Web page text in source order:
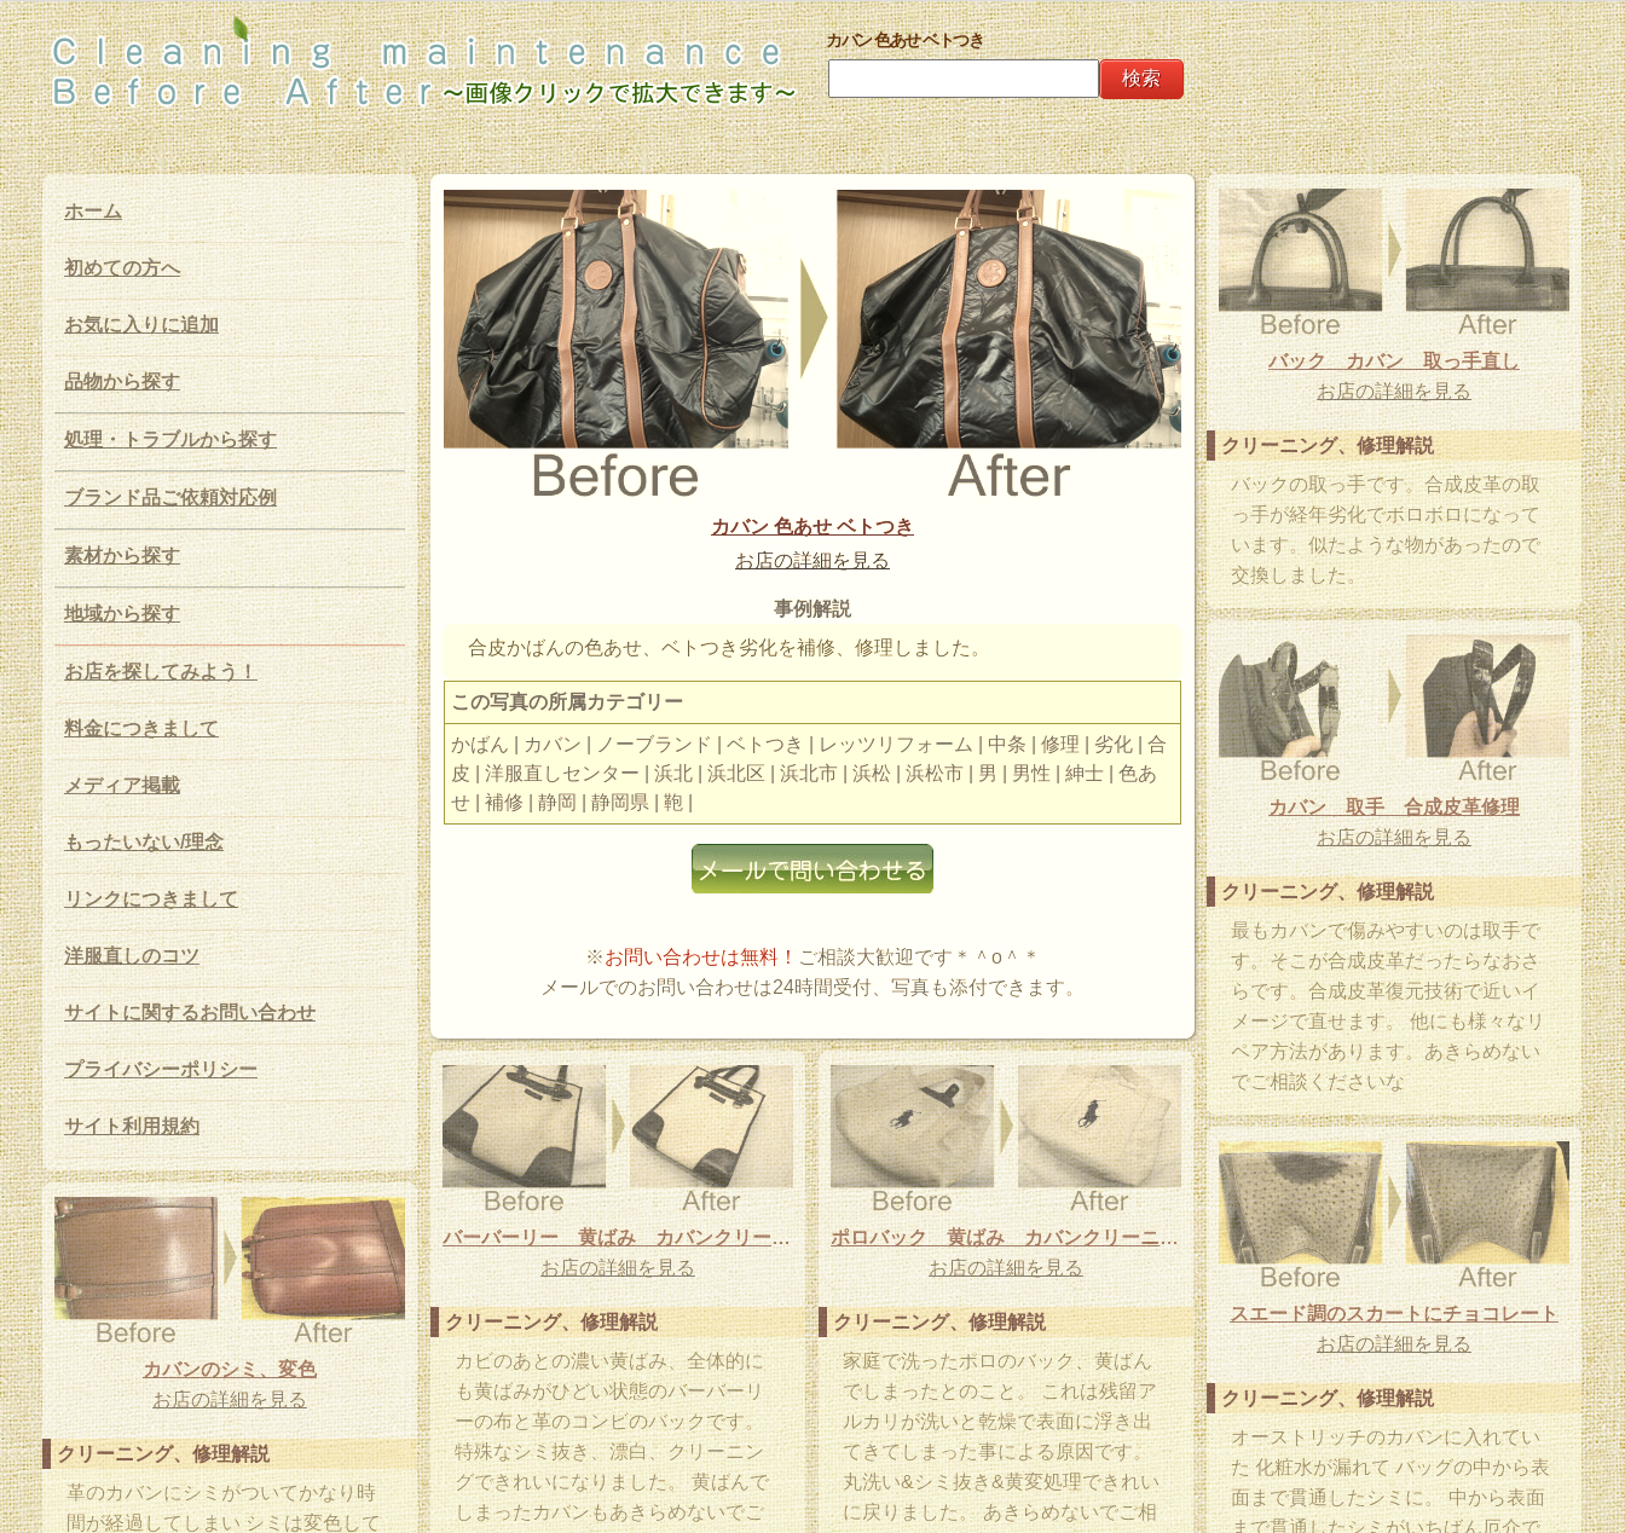
カバン 色あせ ベトつき
ホーム
初めての方へ
お気に入りに追加
品物から探す
処理・トラブルから探す
ブランド品ご依頼対応例
素材から探す
地域から探す
お店を探してみよう！
料金につきまして
メディア掲載
もったいない/理念
リンクにつきまして
洋服直しのコツ
サイトに関するお問い合わせ
プライバシーポリシー
サイト利用規約
カバン 色あせ ベトつき
お店の詳細を見る
事例解説
合皮かばんの色あせ、ベトつき劣化を補修、修理しました。
この写真の所属カテゴリー
かばん | カバン | ノーブランド | ベトつき | レッツリフォーム | 中条 | 修理 | 劣化 | 合
皮 | 洋服直しセンター | 浜北 | 浜北区 | 浜北市 | 浜松 | 浜松市 | 男 | 男性 | 紳士 | 色あ
せ | 補修 | 静岡 | 静岡県 | 鞄 |
※お問い合わせは無料！ ご相談大歓迎です＊＾o＾＊
メールでのお問い合わせは24時間受付、写真も添付できます。
バック カバン 取っ手直し
お店の詳細を見る
クリーニング、修理解説
バックの取っ手です。合成皮革の取
っ手が経年劣化でボロボロになって
います。似たような物があったので
交換しました。
カバン 取手 合成皮革修理
お店の詳細を見る
クリーニング、修理解説
最もカバンで傷みやすいのは取手で
す。そこが合成皮革だったらなおさ
らです。合成皮革復元技術で近いイ
メージで直せます。 他にも様々なリ
ペア方法があります。あきらめない
でご相談くださいな
バーバーリー 黄ばみ カバンクリーニング
お店の詳細を見る
クリーニング、修理解説
カビのあとの濃い黄ばみ、全体的に
も黄ばみがひどい状態のバーバーリ
ーの布と革のコンビのバックです。
特殊なシミ抜き、漂白、クリーニン
グできれいになりました。 黄ばんで
しまったカバンもあきらめないでご
ポロバック 黄ばみ カバンクリーニング
お店の詳細を見る
クリーニング、修理解説
家庭で洗ったポロのバック、黄ばん
でしまったとのこと。 これは残留ア
ルカリが洗いと乾燥で表面に浮き出
てきてしまった事による原因です。
丸洗い&シミ抜き&黄変処理できれい
に戻りました。 あきらめないでご相
スエード調のスカートにチョコレート
お店の詳細を見る
クリーニング、修理解説
オーストリッチのカバンに入れてい
た 化粧水が漏れて バッグの中から表
面まで貫通したシミに。 中から表面
まで貫通したシミがいちばん厄介で
カバンのシミ、変色
お店の詳細を見る
クリーニング、修理解説
革のカバンにシミがついてかなり時
間が経過してしまい シミは変色して